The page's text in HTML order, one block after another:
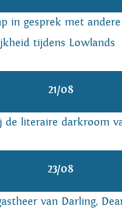
in gesprek met
tijdens Lowlands
21/08
de literaire darkroom
23/08
van Darling,